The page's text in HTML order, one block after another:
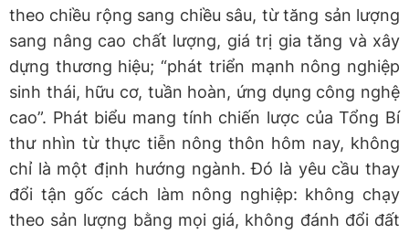
theo chiều rộng sang chiều sâu, từ tăng sản lượng
sang nâng cao chất lượng, giá trị gia tăng và xây
dựng thương hiệu; “phát triển mạnh nông nghiệp
sinh thái, hữu cơ, tuần hoàn, ứng dụng công nghệ
cao”. Phát biểu mang tính chiến lược của Tổng Bí
thư nhìn từ thực tiễn nông thôn hôm nay, không
chỉ là một định hướng ngành. Đó là yêu cầu thay
đổi tận gốc cách làm nông nghiệp: không chạy
theo sản lượng bằng mọi giá, không đánh đổi đất